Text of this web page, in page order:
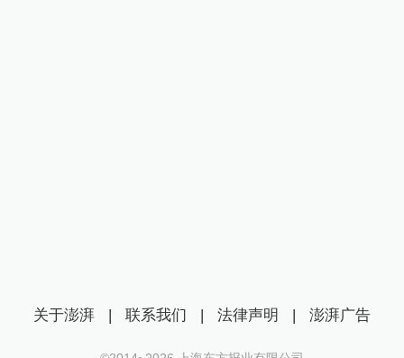
关于澎湃 | 联系我们 | 法律声明 | 澎湃广告